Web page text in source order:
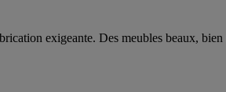
exigeante. Des meubles beaux,